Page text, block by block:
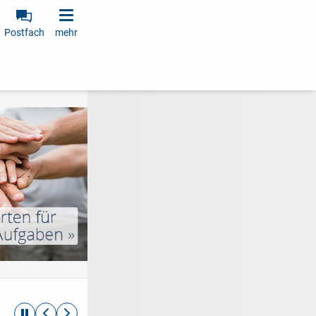
Postfach mehr